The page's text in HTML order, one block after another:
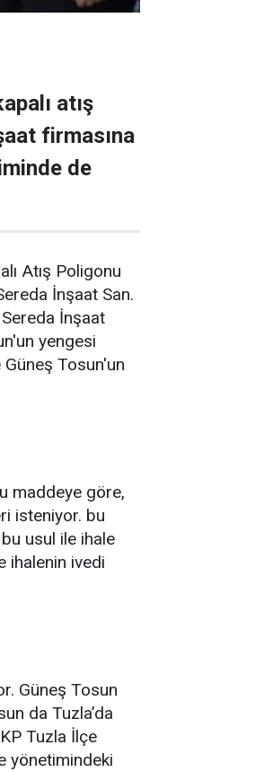
atış
firmasına
de
Atış Poligonu
İnşaat San.
İnşaat
yengesi
Tosun'un
maddeye göre,
isteniyor. bu
usul ile ihale
ihalenin ivedi
Güneş Tosun
da Tuzla’da
Tuzla İlçe
yönetimindeki